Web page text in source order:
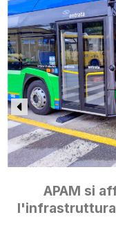
APAM si
l'infrastruttura